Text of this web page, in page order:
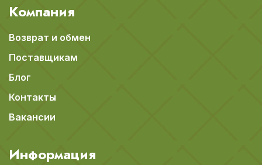
Компания
Возврат и обмен
Поставщикам
Блог
Контакты
Вакансии
Информация